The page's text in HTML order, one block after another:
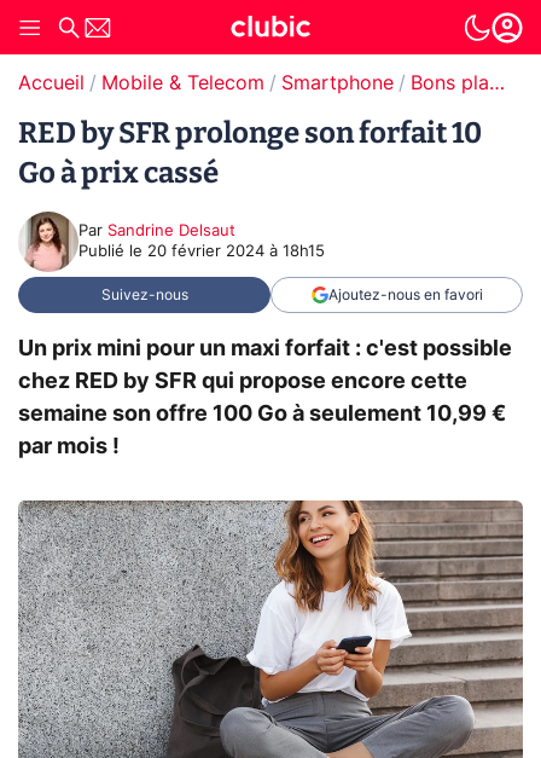
Accueil Mobile & Telecom Smartphone Bons plans Smartphones
RED by SFR prolonge son forfait 10
Go à prix cassé
Par Sandrine Delsaut
Publié le 20 février 2024 à 18h15
Suivez-nous Ajoutez-nous en favori
Un prix mini pour un maxi forfait : c'est possible
chez RED by SFR qui propose encore cette
semaine son offre 100 Go à seulement 10,99 €
par mois !